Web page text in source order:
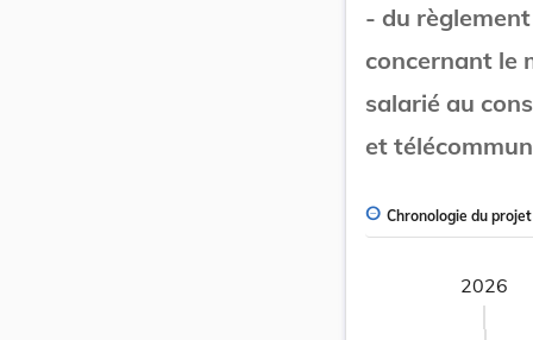
- du
concernant le
salarié au
et
Chronologie du projet
2026